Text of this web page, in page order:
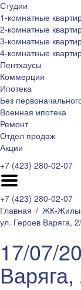
Студии
1-комнатные
2-комнатные
3-комнатные
4-комнатные
Пентхаусы
Коммерция
Ипотека
Без
Военная ипотека
Ремонт
Отдел продаж
Акции
+7 (423) 280-02-07
+7 (423) 280-02-07
Главная
ЖК-
ул. Героев Варяга,
17/07/